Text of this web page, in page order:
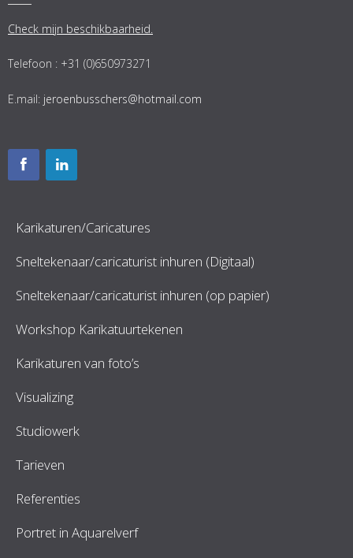
Check mijn beschikbaarheid.
Telefoon : +31 (0)650973271
E.mail: jeroenbusschers@hotmail.com
Karikaturen/Caricatures
Sneltekenaar/caricaturist inhuren (Digitaal)
Sneltekenaar/caricaturist inhuren (op papier)
Workshop Karikatuurtekenen
Karikaturen van foto’s
Visualizing
Studiowerk
Tarieven
Referenties
Portret in Aquarelverf